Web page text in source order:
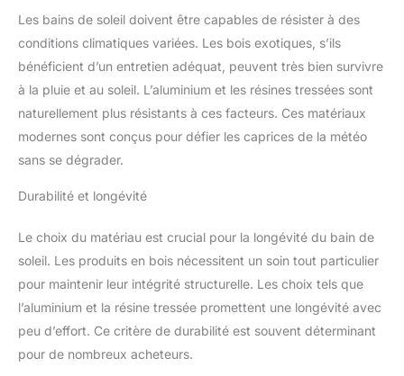
Les bains de soleil doivent être capables de résister à des
conditions climatiques variées. Les bois exotiques, s’ils
bénéficient d’un entretien adéquat, peuvent très bien survivre
à la pluie et au soleil. L’aluminium et les résines tressées sont
naturellement plus résistants à ces facteurs. Ces matériaux
modernes sont conçus pour défier les caprices de la météo
sans se dégrader.
Durabilité et longévité
Le choix du matériau est crucial pour la longévité du bain de
soleil. Les produits en bois nécessitent un soin tout particulier
pour maintenir leur intégrité structurelle. Les choix tels que
l’aluminium et la résine tressée promettent une longévité avec
peu d’effort. Ce critère de durabilité est souvent déterminant
pour de nombreux acheteurs.